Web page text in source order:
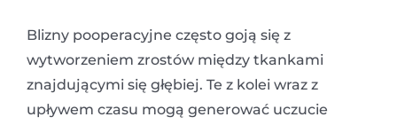
Blizny pooperacyjne często goją się z
wytworzeniem zrostów między tkankami
znajdującymi się głębiej. Te z kolei wraz z
upływem czasu mogą generować uczucie